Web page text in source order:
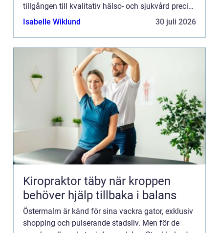
tillgången till kvalitativ hälso- och sjukvård precis
lika...
Isabelle Wiklund 30 juli 2026
Kiropraktor täby när kroppen
behöver hjälp tillbaka i balans
Östermalm är känd för sina vackra gator, exklusiv
shopping och pulserande stadsliv. Men för de